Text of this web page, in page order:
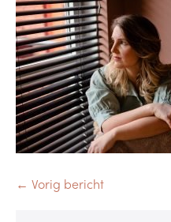
← Vorig bericht